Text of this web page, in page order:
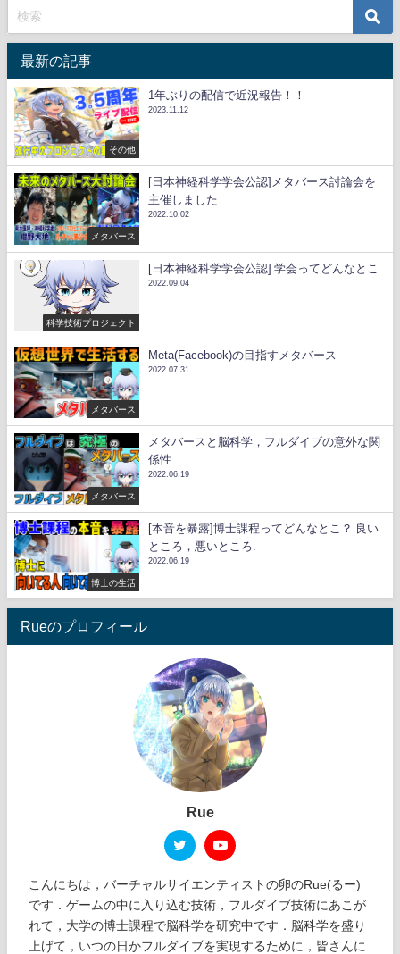
最新の記事
その他
1年ぶりの配信で近況報告！！
2023.11.12
メタバース
[日本神経科学学会公認]メタバース討論会を
主催しました
2022.10.02
科学技術プロジェクト
[日本神経科学学会公認] 学会ってどんなとこ
2022.09.04
メタバース
Meta(Facebook)の目指すメタバース
2022.07.31
メタバース
メタバースと脳科学，フルダイブの意外な関
係性
2022.06.19
博士の生活
[本音を暴露]博士課程ってどんなとこ？ 良い
ところ，悪いところ.
2022.06.19
Rueのプロフィール
Rue
こんにちは，バーチャルサイエンティストの卵のRue(るー)
です．ゲームの中に入り込む技術，フルダイブ技術にあこが
れて，大学の博士課程で脳科学を研究中です．脳科学を盛り
上げて，いつの日かフルダイブを実現するために，皆さんに